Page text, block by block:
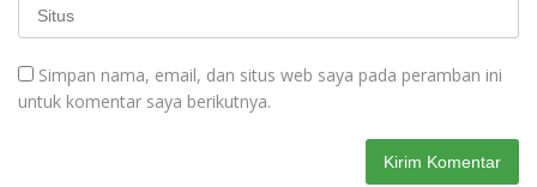
Simpan nama, email, dan situs web saya pada peramban ini
untuk komentar saya berikutnya.